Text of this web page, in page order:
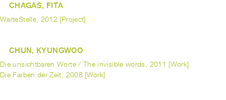
CHAGAS, FITA
WarteStelle, 2012 [Project]
CHUN, KYUNGWOO
Die unsichtbaren Worte / The invisible words, 2011 [Work]
Die Farben der Zeit, 2008 [Work]